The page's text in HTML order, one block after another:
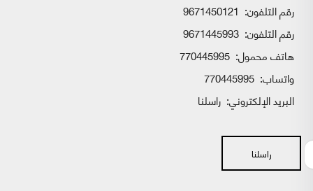
رقم التلفون: 9671450121
رقم التلفون: 9671445993
هاتف محمول: 770445995
واتساب:
البريد الإلكتروني: راسلنا
راسلنا